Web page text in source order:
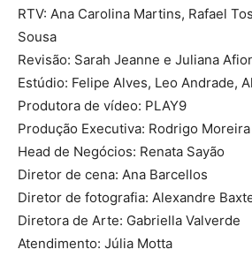
RTV: Ana Carolina Martins, Rafael
Sousa
Revisão: Sarah Jeanne e Juliana
Estúdio: Felipe Alves, Leo Andrade,
Produtora de vídeo: PLAY9
Produção Executiva: Rodrigo Moreira
Head de Negócios: Renata Sayão
Diretor de cena: Ana Barcellos
Diretor de fotografia: Alexandre
Diretora de Arte: Gabriella Valverde
Atendimento: Júlia Motta